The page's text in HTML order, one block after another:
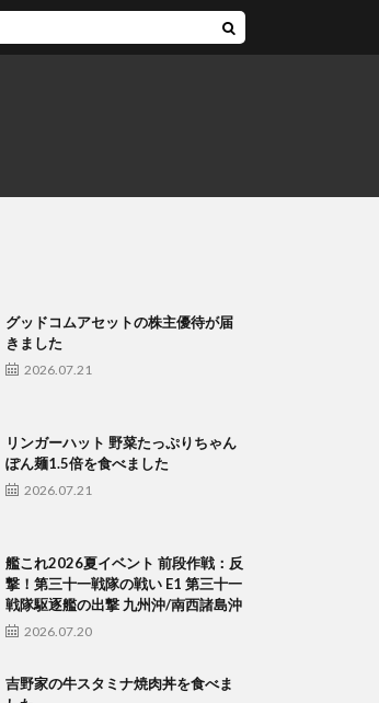
グッドコムアセットの株主優待が届
きました
2026.07.21
リンガーハット 野菜たっぷりちゃん
ぽん麺1.5倍を食べました
2026.07.21
艦これ2026夏イベント 前段作戦：反
撃！第三十一戦隊の戦い E1 第三十一
戦隊駆逐艦の出撃 九州沖/南西諸島沖
2026.07.20
吉野家の牛スタミナ焼肉丼を食べま